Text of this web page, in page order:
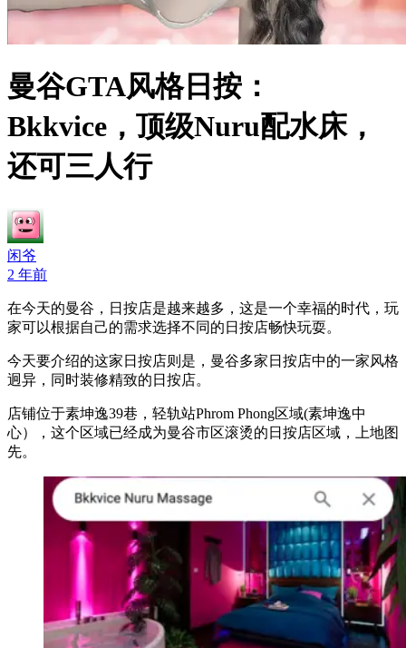
曼谷GTA风格日按：
Bkkvice，顶级Nuru配水床，
还可三人行
闲爷
2 年前
在今天的曼谷，日按店是越来越多，这是一个幸福的时代，玩
家可以根据自己的需求选择不同的日按店畅快玩耍。
今天要介绍的这家日按店则是，曼谷多家日按店中的一家风格
迥异，同时装修精致的日按店。
店铺位于素坤逸39巷，轻轨站Phrom Phong区域(素坤逸中
心），这个区域已经成为曼谷市区滚烫的日按店区域，上地图
先。